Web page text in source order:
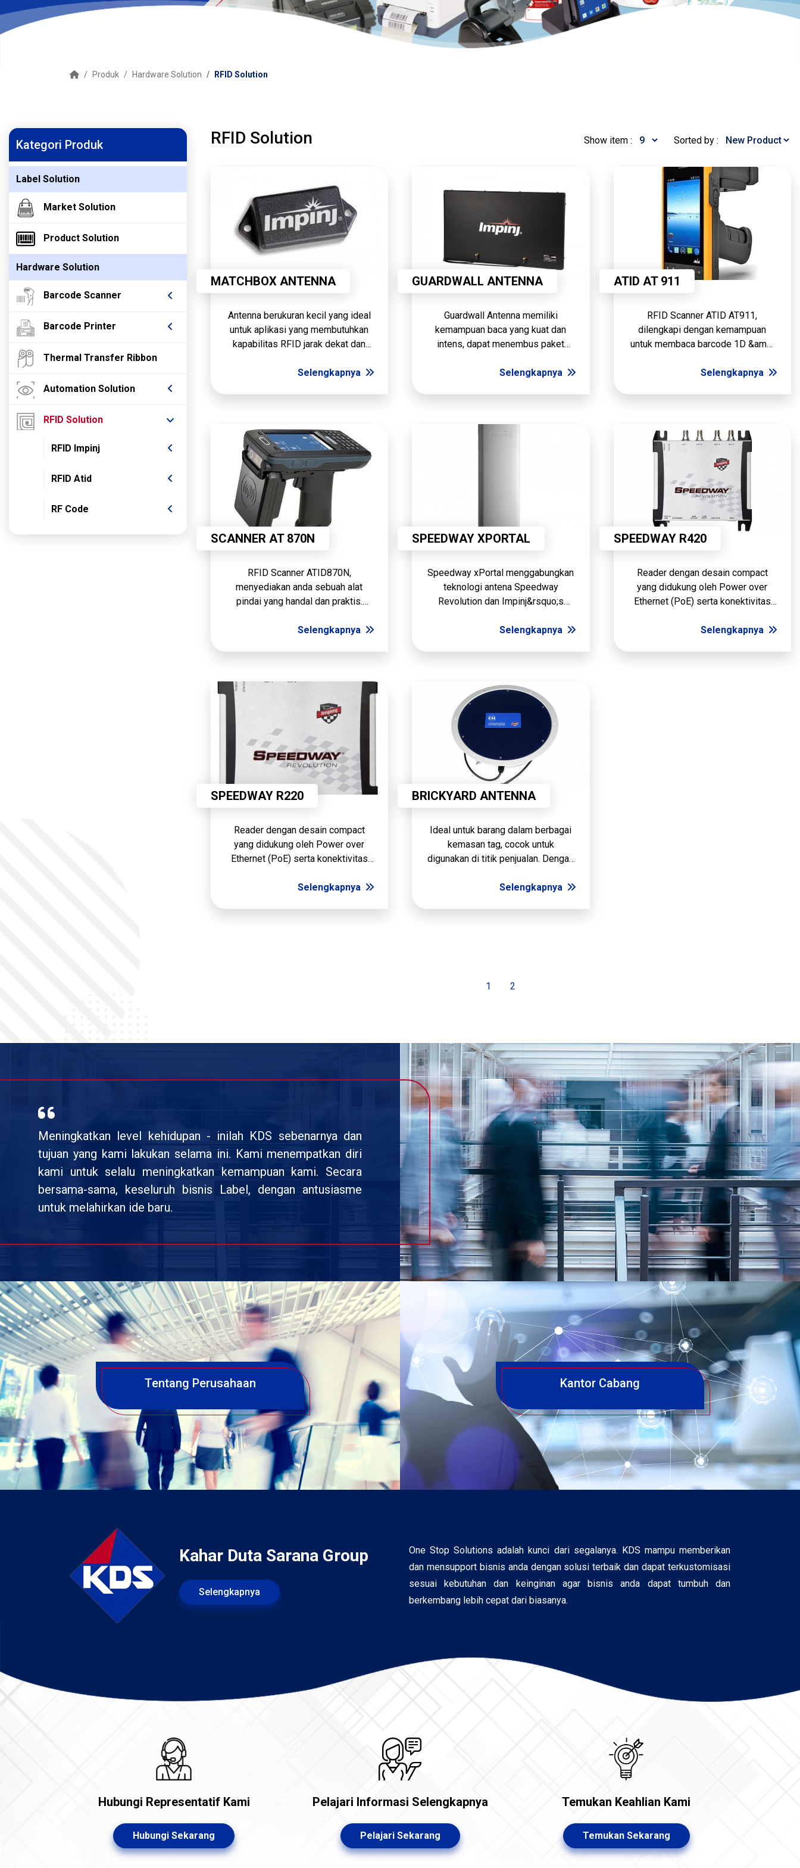
Produk Hardware Solution RFID Solution
Kategori Produk
Label Solution
Market Solution
Product Solution
Hardware Solution
Barcode Scanner
Barcode Printer
Thermal Transfer Ribbon
Automation Solution
RFID Solution
RFID Impinj
RFID Atid
RF Code
RFID Solution Show item : Sorted by :
MATCHBOX ANTENNA
Antenna berukuran kecil yang ideal
untuk aplikasi yang membutuhkan
kapabilitas RFID jarak dekat dan
baca yang sangat pendek (3,5cm).
Selengkapnya
GUARDWALL ANTENNA
Guardwall Antenna memiliki
kemampuan baca yang kuat dan
intens, dapat menembus paket
belt atau lini pengepakan dengan
Selengkapnya
ATID AT 911
RFID Scanner ATID AT911,
dilengkapi dengan kemampuan
untuk membaca barcode 1D &amp;
Membaca tag RFID dengan akurat
Selengkapnya
SCANNER AT 870N
RFID Scanner ATID870N,
menyediakan anda sebuah alat
pindai yang handal dan praktis.
barcode berdimensi 1D &amp; 2D,
Selengkapnya
SPEEDWAY XPORTAL
Speedway xPortal menggabungkan
teknologi antena Speedway
Revolution dan Impinj&rsquo;s
menghasilkan solusi portal RFID
Selengkapnya
SPEEDWAY R420
Reader dengan desain compact
yang didukung oleh Power over
Ethernet (PoE) serta konektivitas
Speedway Revolution mampu
Selengkapnya
SPEEDWAY R220
Reader dengan desain compact
yang didukung oleh Power over
Ethernet (PoE) serta konektivitas
Speedway Revolution mampu
Selengkapnya
BRICKYARD ANTENNA
Ideal untuk barang dalam berbagai
kemasan tag, cocok untuk
digunakan di titik penjualan. Dengan
pembacaan Jangka Pendek 30-45
Selengkapnya
1 2
Meningkatkan level kehidupan - inilah KDS sebenarnya dan
tujuan yang kami lakukan selama ini. Kami menempatkan diri
kami untuk selalu meningkatkan kemampuan kami. Secara
bersama-sama, keseluruh bisnis Label, dengan antusiasme
untuk melahirkan ide baru.
Tentang Perusahaan Kantor Cabang
Kahar Duta Sarana Group
Selengkapnya
One Stop Solutions adalah kunci dari segalanya. KDS mampu memberikan
dan mensupport bisnis anda dengan solusi terbaik dan dapat terkustomisasi
sesuai kebutuhan dan keinginan agar bisnis anda dapat tumbuh dan
berkembang lebih cepat dari biasanya.
Hubungi Representatif Kami
Hubungi Sekarang
Pelajari Informasi Selengkapnya
Pelajari Sekarang
Temukan Keahlian Kami
Temukan Sekarang